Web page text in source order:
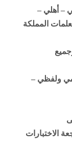
– أهلي –
المملكة
ولفظي –
الاختبارات